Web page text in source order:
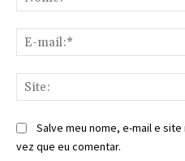
Salve meu nome, e-mail e
vez que eu comentar.